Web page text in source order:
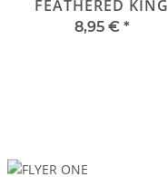
FEATHERED KING
8,95 € *